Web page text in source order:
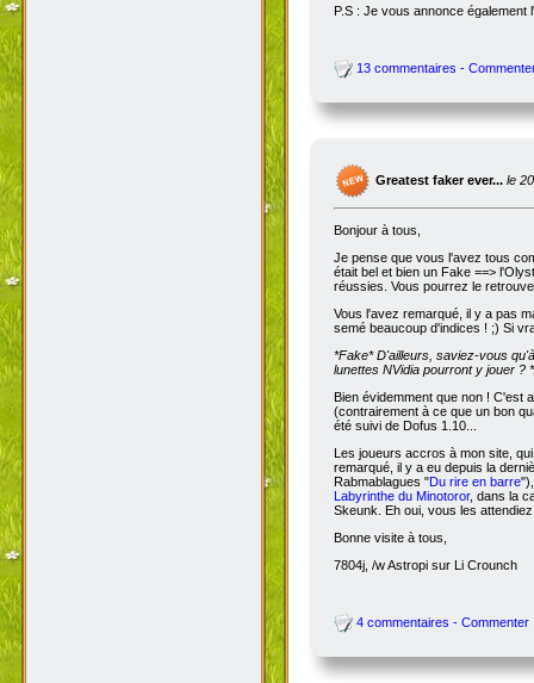
P.S : Je vous annonce
13 commentaires -
Greatest faker ever... le
Bonjour à tous,
Je pense que vous l'avez tous
était bel et bien un Fake ==>
réussies. Vous pourrez le
Vous l'avez remarqué, il y a pas
semé beaucoup d'indices ! ;) Si
*Fake*D'ailleurs, saviez-vous
lunettes NVidia pourront y jouer ?
Bien évidemment que non ! C'est
(contrairement à ce que un bon
été suivi de Dofus 1.10...
Les joueurs accros à mon site,
remarqué, il y a eu depuis la
Rabmablagues "Du rire en barre
Labyrinthe du Minotoror, dans la
Skeunk. Eh oui, vous les
Bonne visite à tous,
7804j, /w Astropi sur Li Crounch
4 commentaires - Commenter